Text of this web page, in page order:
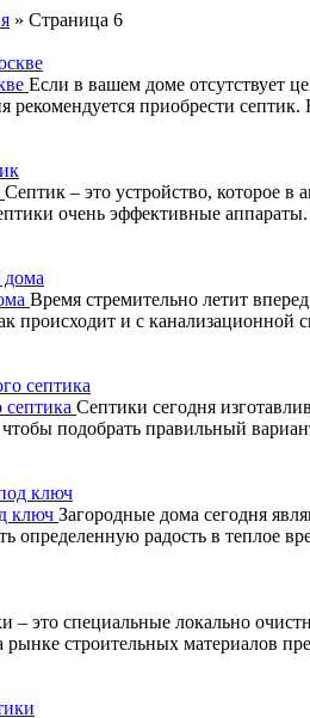
» Страница 6
Если в вашем доме отсутствует
рекомендуется приобрести
Септик – это устройство, которое
очень эффективные
Время стремительно летит
происходит и с
септика Септики сегодня
подобрать правильный
ключ Загородные дома сегодня
определенную радость в теплое
– это специальные локально
рынке строительных материалов